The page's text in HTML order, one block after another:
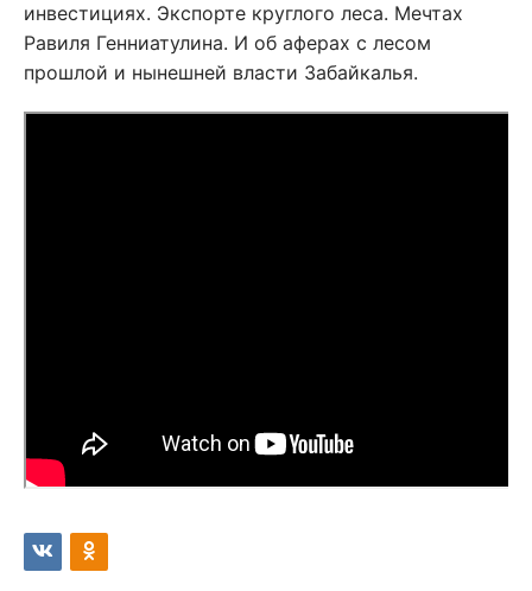
инвестициях. Экспорте круглого леса. Мечтах
Равиля Генниатулина. И об аферах с лесом
прошлой и нынешней власти Забайкалья.